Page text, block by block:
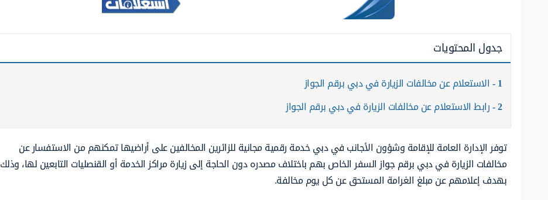
جدول المحتويات
1 الاستعلام عن مخالفات الزيارة في دبي برقم الجواز
2 رابط الاستعلام عن مخالفات الزيارة في دبي برقم الجواز
توفر الإدارة العامة للإقامة وشؤون الأجانب في دبي خدمة رقمية مجانية للزائرين المخالفين على أراضيها تمكنهم من الاستفسار عن
مخالفات الزيارة في دبي برقم جواز السفر الخاص بهم باختلاف مصدره دون الحاجة إلى زيارة مراكز الخدمة أو القنصليات التابعين لها، وذلك
بهدف إعلامهم عن مبلغ الغرامة المستحق عن كل يوم مخالفة.